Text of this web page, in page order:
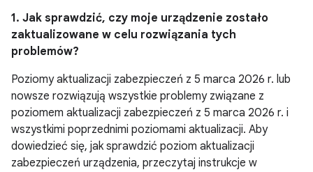
1. Jak sprawdzić, czy moje urządzenie zostało
zaktualizowane w celu rozwiązania tych
problemów?
Poziomy aktualizacji zabezpieczeń z 5 marca 2026 r. lub
nowsze rozwiązują wszystkie problemy związane z
poziomem aktualizacji zabezpieczeń z 5 marca 2026 r. i
wszystkimi poprzednimi poziomami aktualizacji. Aby
dowiedzieć się, jak sprawdzić poziom aktualizacji
zabezpieczeń urządzenia, przeczytaj instrukcje w